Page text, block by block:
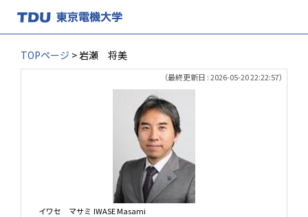
TOPページ > 岩瀬 将美
（最終更新日 : 2026-05-20 22:22:57）
イワセ マサミ IWASE Masami